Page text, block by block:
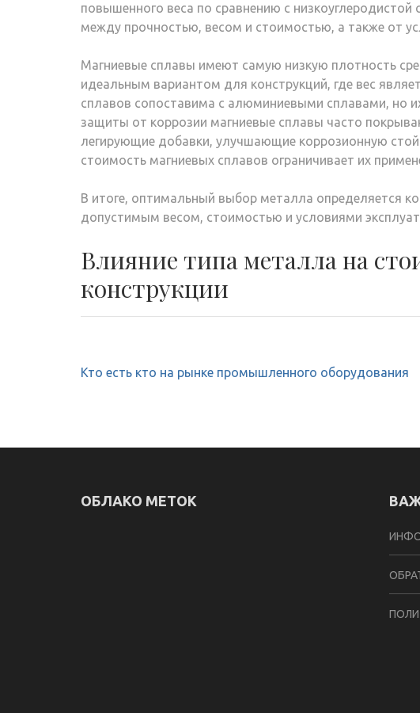
повышенного веса по сравнению с
между прочностью, весом и стоимостью, а также от
Магниевые сплавы имеют самую низкую плотность
идеальным вариантом для конструкций, где вес
сплавов сопоставима с алюминиевыми сплавами, но
защиты от коррозии магниевые сплавы часто
легирующие добавки, улучшающие коррозионную
стоимость магниевых сплавов ограничивает их
В итоге, оптимальный выбор металла определяется
допустимым весом, стоимостью и условиями
Влияние типа металла на
конструкции
Навигация
Кто есть кто на рынке промышленного оборудования
ОБЛАКО МЕТОК